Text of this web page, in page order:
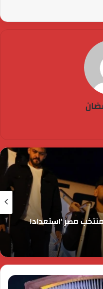
منتخب مصر ‘استعدادا